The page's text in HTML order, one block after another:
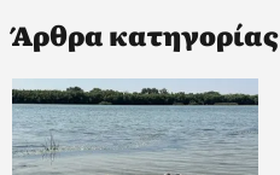
Άρθρα κατηγορίας